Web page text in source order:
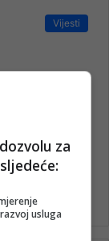
Vijesti
u južnoj Srbiji,
solidarnosti.…
za
usluga